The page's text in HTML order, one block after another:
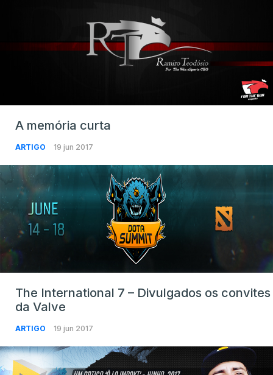
A memória curta
ARTIGO 19 jun 2017
The International 7 – Divulgados os convites
da Valve
ARTIGO 19 jun 2017